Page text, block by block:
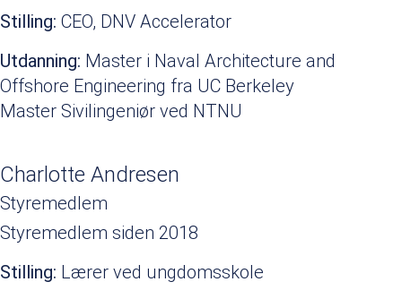
Stilling: CEO, DNV Accelerator
Utdanning: Master i Naval Architecture and
Offshore Engineering fra UC Berkeley
Master Sivilingeniør ved NTNU
Charlotte Andresen
Styremedlem
Styremedlem siden 2018
Stilling: Lærer ved ungdomsskole